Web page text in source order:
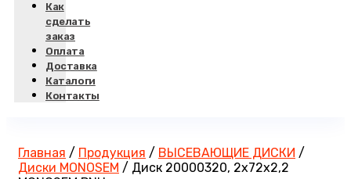
Как
сделать
заказ
Оплата
Доставка
Каталоги
Контакты
Главная / Продукция / ВЫСЕВАЮЩИЕ ДИСКИ /
Диски MONOSEM / Диск 20000320, 2х72х2,2